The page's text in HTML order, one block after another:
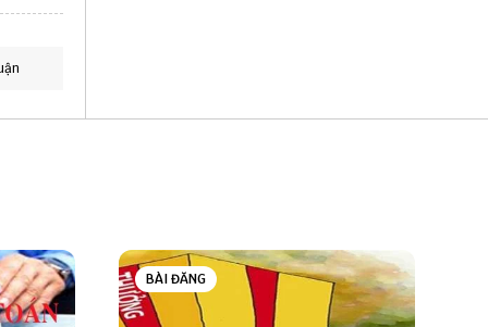
BÀI ĐĂNG